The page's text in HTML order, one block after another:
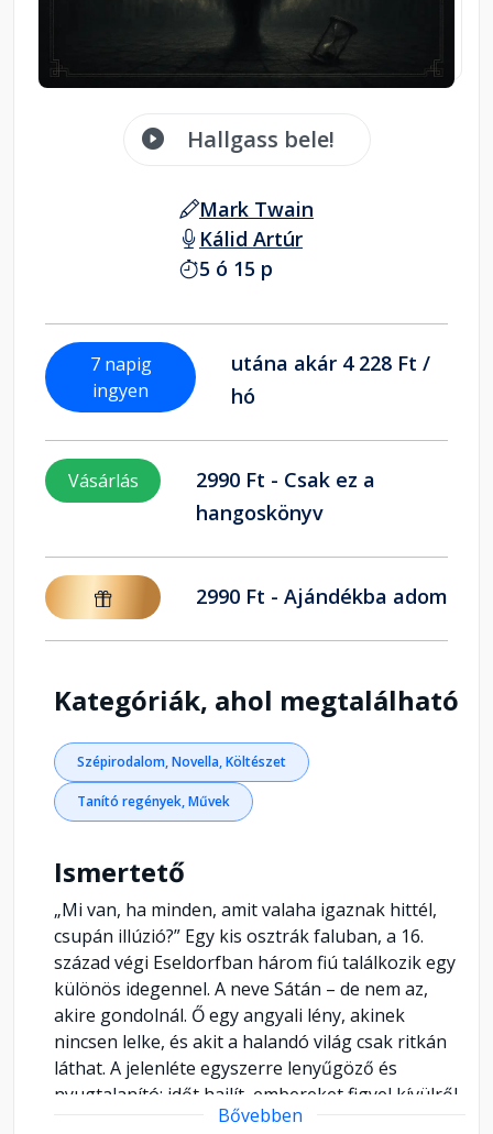
Hallgass bele!
Mark Twain
Kálid Artúr
5 ó 15 p
7 napig
ingyen
utána akár 4 228 Ft /
hó
Vásárlás
2990 Ft - Csak ez a
hangoskönyv
2990 Ft - Ajándékba adom
Kategóriák, ahol megtalálható
Szépirodalom, Novella, Költészet
Tanító regények, Művek
Ismertető
„Mi van, ha minden, amit valaha igaznak hittél,
csupán illúzió?” Egy kis osztrák faluban, a 16.
század végi Eseldorfban három fiú találkozik egy
különös idegennel. A neve Sátán – de nem az,
akire gondolnál. Ő egy angyali lény, akinek
nincsen lelke, és akit a halandó világ csak ritkán
láthat. A jelenléte egyszerre lenyűgöző és
nyugtalanító: időt hajlít, embereket figyel kívülről,
és közben egyre mélyebbre vezeti a fiatalokat az
Bővebben